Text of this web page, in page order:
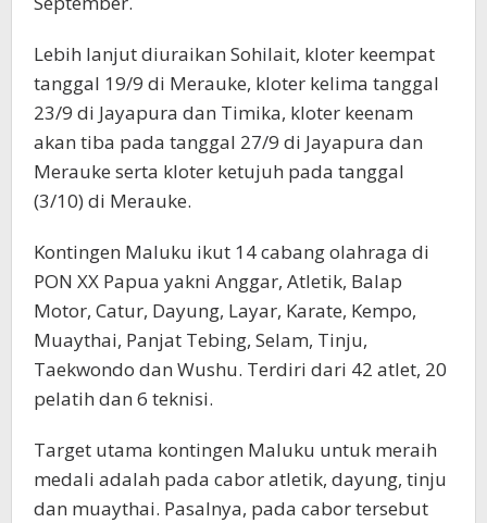
Lebih lanjut diuraikan Sohilait, kloter keempat
tanggal 19/9 di Merauke, kloter kelima tanggal
23/9 di Jayapura dan Timika, kloter keenam
akan tiba pada tanggal 27/9 di Jayapura dan
Merauke serta kloter ketujuh pada tanggal
(3/10) di Merauke.
Kontingen Maluku ikut 14 cabang olahraga di
PON XX Papua yakni Anggar, Atletik, Balap
Motor, Catur, Dayung, Layar, Karate, Kempo,
Muaythai, Panjat Tebing, Selam, Tinju,
Taekwondo dan Wushu. Terdiri dari 42 atlet, 20
pelatih dan 6 teknisi.
Target utama kontingen Maluku untuk meraih
medali adalah pada cabor atletik, dayung, tinju
dan muaythai. Pasalnya, pada cabor tersebut